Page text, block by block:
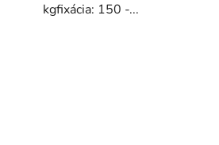
kgfixácia: 150 -...